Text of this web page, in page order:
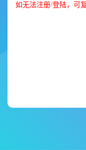
如无法注册/登陆，可